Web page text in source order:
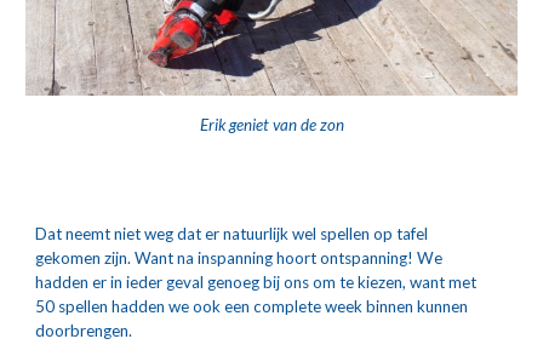
Erik geniet van de zon
Dat neemt niet weg dat er natuurlijk wel spellen op tafel
gekomen zijn. Want na inspanning hoort ontspanning! We
hadden er in ieder geval genoeg bij ons om te kiezen, want met
50 spellen hadden we ook een complete week binnen kunnen
doorbrengen.